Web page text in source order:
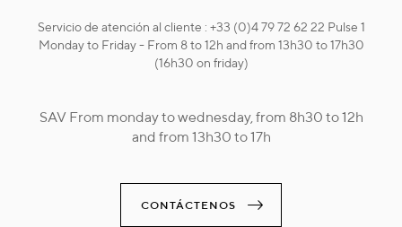
Servicio de atención al cliente : +33 (0)4 79 72 62 22 Pulse 1
Monday to Friday - From 8 to 12h and from 13h30 to 17h30
(16h30 on friday)
SAV From monday to wednesday, from 8h30 to 12h
and from 13h30 to 17h
CONTÁCTENOS